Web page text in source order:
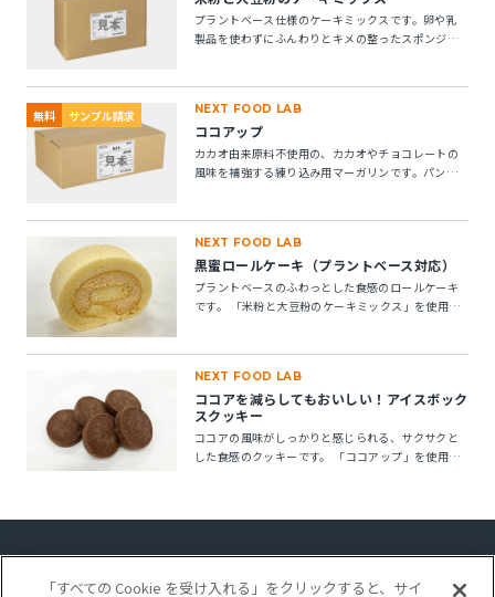
プラントベース仕様のケーキミックスです。卵や乳
製品を使わずにふんわりとキメの整ったスポンジケ
無料 サンプル請求 NEXT FOOD LAB
ココアップ
カカオ由来原料不使用の、カカオやチョコレートの
風味を補強する練り込み用マーガリンです。パン・
NEXT FOOD LAB
黒蜜ロールケーキ（プラントベース対応）
プラントベースのふわっとした食感のロールケーキ
です。 「米粉と大豆粉のケーキミックス」を使用す
リューム感のある仕上がりになります。
NEXT FOOD LAB
ココアを減らしてもおいしい！アイスボック
スクッキー
ココアの風味がしっかりと感じられる、サクサクと
した食感のクッキーです。 「ココアップ」を使用す
「すべての Cookie を受け入れる」をクリックすると、サイ